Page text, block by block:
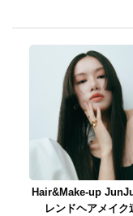
Hair&Make-up
レンドヘアメイク